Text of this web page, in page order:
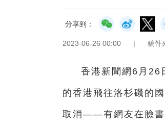
分享到：
2023-06-26 00:00 | 稿件
香港新聞網6月26
的香港飛往洛杉磯的
取消——有網友在臉書